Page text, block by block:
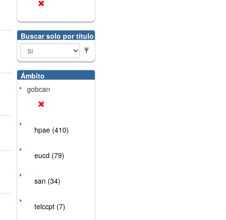
Buscar solo por título
Ámbito
gobcan
hpae (410)
eucd (79)
san (34)
telccpt (7)